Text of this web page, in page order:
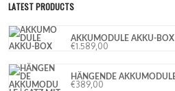
LATEST PRODUCTS
AKKUMODULE AKKU-BOX
€1.589,00
HÄNGENDE
€389,00